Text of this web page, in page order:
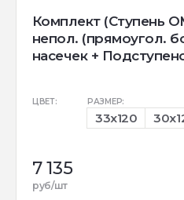
Комплект (Ступень
непол. (прямоугол.
насечек +
ЦВЕТ: РАЗМЕР:
33x120
7 135
руб/шт